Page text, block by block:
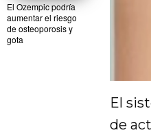
El Ozempic podría
aumentar el riesgo
de osteoporosis y
gota
El
de